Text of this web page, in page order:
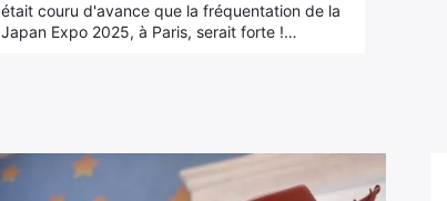
était couru d'avance que la fréquentation de la
Japan Expo 2025, à Paris, serait forte !…